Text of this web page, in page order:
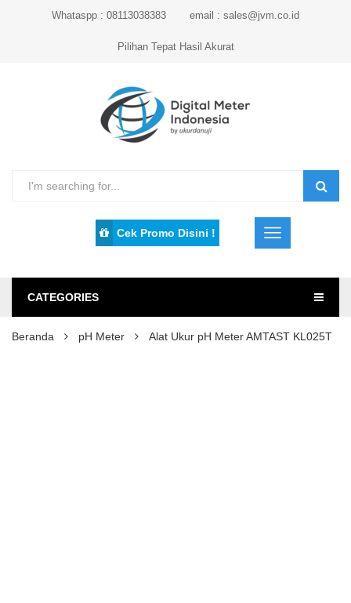
Whataspp : 08113038383 email : sales@jvm.co.id
Pilihan Tepat Hasil Akurat
Cek Promo Disini !
CATEGORIES
Beranda pH Meter Alat Ukur pH Meter AMTAST KL025T